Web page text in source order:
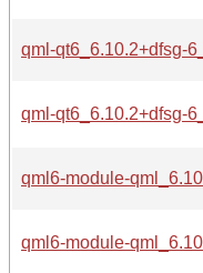
qml-qt6_6.10.2+dfsg-
qml-qt6_6.10.2+dfsg-
qml6-module-
qml6-module-